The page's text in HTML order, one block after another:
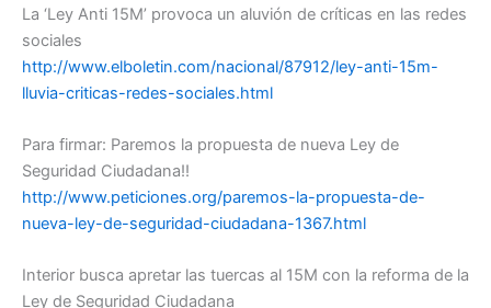
La ‘Ley Anti 15M’ provoca un aluvión de críticas en las redes
sociales
http://www.elboletin.com/nacional/87912/ley-anti-15m-
lluvia-criticas-redes-sociales.html
Para firmar: Paremos la propuesta de nueva Ley de
Seguridad Ciudadana!!
http://www.peticiones.org/paremos-la-propuesta-de-
nueva-ley-de-seguridad-ciudadana-1367.html
Interior busca apretar las tuercas al 15M con la reforma de la
Ley de Seguridad Ciudadana